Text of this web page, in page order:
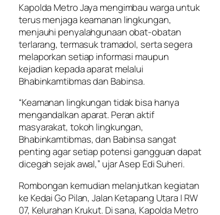
Kapolda Metro Jaya mengimbau warga untuk
terus menjaga keamanan lingkungan,
menjauhi penyalahgunaan obat-obatan
terlarang, termasuk tramadol, serta segera
melaporkan setiap informasi maupun
kejadian kepada aparat melalui
Bhabinkamtibmas dan Babinsa.
“Keamanan lingkungan tidak bisa hanya
mengandalkan aparat. Peran aktif
masyarakat, tokoh lingkungan,
Bhabinkamtibmas, dan Babinsa sangat
penting agar setiap potensi gangguan dapat
dicegah sejak awal,” ujar Asep Edi Suheri.
Rombongan kemudian melanjutkan kegiatan
ke Kedai Go Pilan, Jalan Ketapang Utara I RW
07, Kelurahan Krukut. Di sana, Kapolda Metro